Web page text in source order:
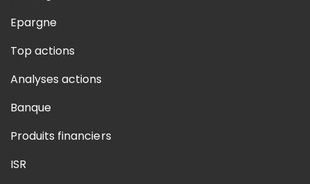
Epargne
Top actions
Analyses actions
Banque
Produits financiers
ISR